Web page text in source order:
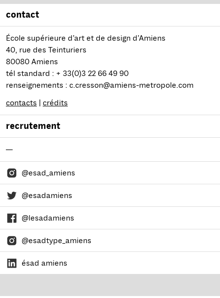
contact
École supérieure d’art et de design d’Amiens
40, rue des Teinturiers
80080 Amiens
tél standard : + 33(0)3 22 66 49 90
renseignements : c.cresson@amiens-metropole.com
contacts
crédits
recrutement
—
@esad_amiens
@esadamiens
@lesadamiens
@esadtype_amiens
ésad amiens